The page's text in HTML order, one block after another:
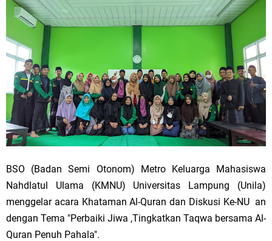
BSO (Badan Semi Otonom) Metro Keluarga Mahasiswa
Nahdlatul Ulama (KMNU) Universitas Lampung (Unila)
menggelar acara Khataman Al-Quran dan Diskusi Ke-NU an
dengan Tema "Perbaiki Jiwa ,Tingkatkan Taqwa bersama Al-
Quran Penuh Pahala".